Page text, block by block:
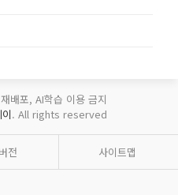
배포, AI학습 이용 금지
. All rights reserved
전 사이트맵